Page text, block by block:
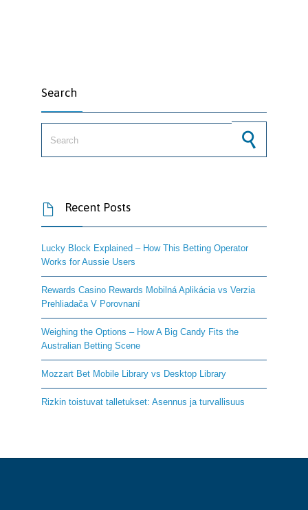
Search
 Recent Posts
Lucky Block Explained – How This Betting Operator
Works for Aussie Users
Rewards Casino Rewards Mobilná Aplikácia vs Verzia
Prehliadača V Porovnaní
Weighing the Options – How A Big Candy Fits the
Australian Betting Scene
Mozzart Bet Mobile Library vs Desktop Library
Rizkin toistuvat talletukset: Asennus ja turvallisuus